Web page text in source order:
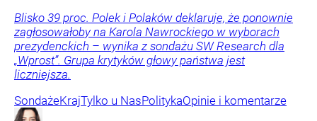
Blisko 39 proc. Polek i Polaków deklaruje, że ponownie
zagłosowałoby na Karola Nawrockiego w wyborach
prezydenckich – wynika z sondażu SW Research dla
„Wprost”. Grupa krytyków głowy państwa jest
liczniejsza.
SondażeKrajTylko u NasPolitykaOpinie i komentarze